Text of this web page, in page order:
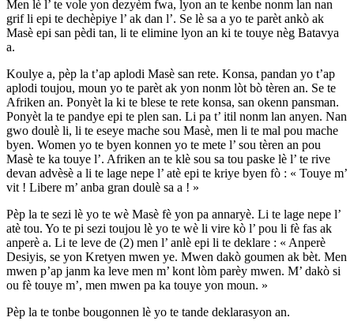
Men lè l’ te vole yon dezyèm fwa, lyon an te kenbe nonm lan nan
grif li epi te dechèpiye l’ ak dan l’. Se lè sa a yo te parèt ankò ak
Masè epi san pèdi tan, li te elimine lyon an ki te touye nèg Batavya
a.
Koulye a, pèp la t’ap aplodi Masè san rete. Konsa, pandan yo t’ap
aplodi toujou, moun yo te parèt ak yon nonm lòt bò tèren an. Se te
Afriken an. Ponyèt la ki te blese te rete konsa, san okenn pansman.
Ponyèt la te pandye epi te plen san. Li pa t’ itil nonm lan anyen. Nan
gwo doulè li, li te eseye mache sou Masè, men li te mal pou mache
byen. Women yo te byen konnen yo te mete l’ sou tèren an pou
Masè te ka touye l’. Afriken an te klè sou sa tou paske lè l’ te rive
devan advèsè a li te lage nepe l’ atè epi te kriye byen fò : « Touye m’
vit ! Libere m’ anba gran doulè sa a ! »
Pèp la te sezi lè yo te wè Masè fè yon pa annaryè. Li te lage nepe l’
atè tou. Yo te pi sezi toujou lè yo te wè li vire kò l’ pou li fè fas ak
anperè a. Li te leve de (2) men l’ anlè epi li te deklare : « Anperè
Desiyis, se yon Kretyen mwen ye. Mwen dakò goumen ak bèt. Men
mwen p’ap janm ka leve men m’ kont lòm parèy mwen. M’ dakò si
ou fè touye m’, men mwen pa ka touye yon moun. »
Pèp la te tonbe bougonnen lè yo te tande deklarasyon an.